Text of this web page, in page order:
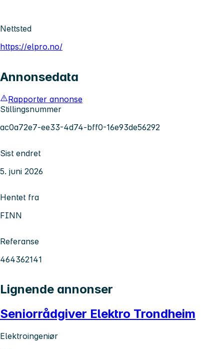
Nettsted
https://elpro.no/
Annonsedata
Rapporter annonse
Stillingsnummer
ac0a72e7-ee33-4d74-bff0-16e93de56292
Sist endret
5. juni 2026
Hentet fra
FINN
Referanse
464362141
Lignende annonser
Seniorrådgiver Elektro Trondheim
Elektroingeniør